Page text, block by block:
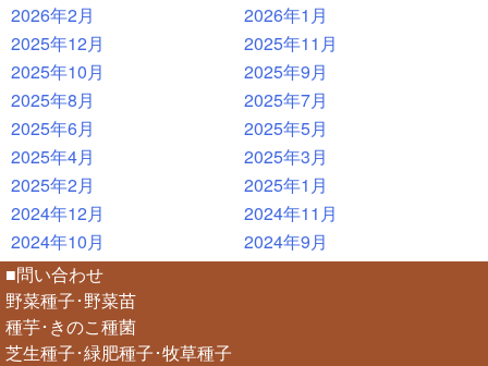
2026年2月
2026年1月
2025年12月
2025年11月
2025年10月
2025年9月
2025年8月
2025年7月
2025年6月
2025年5月
2025年4月
2025年3月
2025年2月
2025年1月
2024年12月
2024年11月
2024年10月
2024年9月
■問い合わせ
野菜種子･野菜苗
種芋･きのこ種菌
芝生種子･緑肥種子･牧草種子